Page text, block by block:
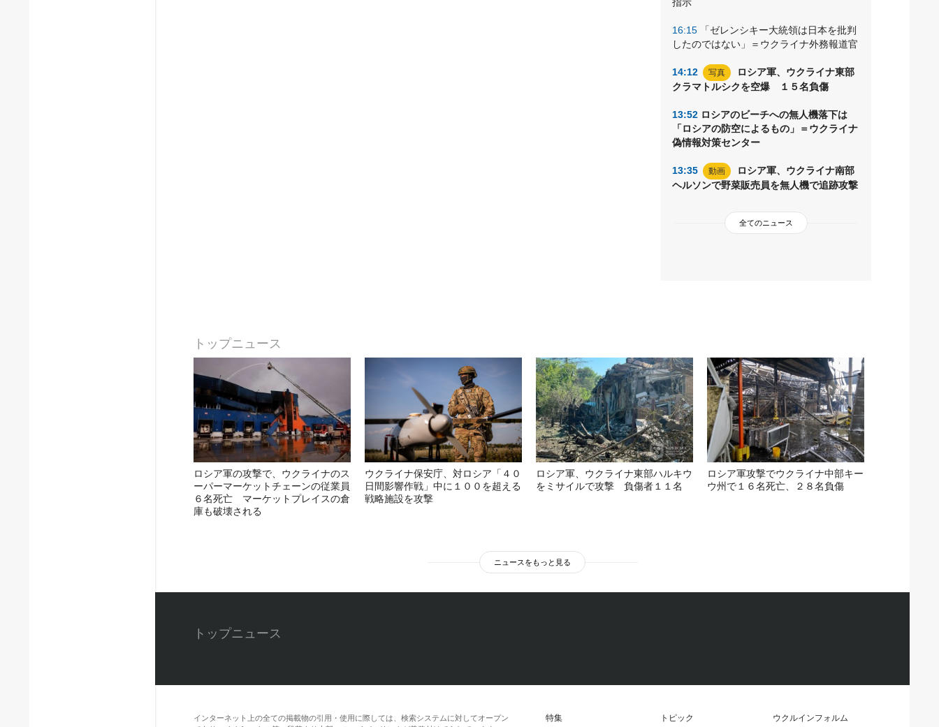
16:15 「ゼレンシキー大統領は日本を批判
したのではない」＝ウクライナ外務報道官
14:12 写真
ロシア軍、ウクライナ東部
クラマトルシクを空爆 １５名負傷
13:52 ロシアのビーチへの無人機落下は
「ロシアの防空によるもの」＝ウクライナ
偽情報対策センター
13:35 動画
ロシア軍、ウクライナ南部
ヘルソンで野菜販売員を無人機で追跡攻撃
全てのニュース
トップニュース
ロシア軍の攻撃で、ウクライナのス
ーパーマーケットチェーンの従業員
６名死亡 マーケットプレイスの倉
庫も破壊される
ウクライナ保安庁、対ロシア「４０
日間影響作戦」中に１００を超える
戦略施設を攻撃
ロシア軍、ウクライナ東部ハルキウ
をミサイルで攻撃 負傷者１１名
ロシア軍攻撃でウクライナ中部キー
ウ州で１６名死亡、２８名負傷
ニュースをもっと見る
トップニュース
トピック ウクルインフォルム
特集
インターネット上の全ての掲載物の引用・使用に際しては、検索システムに対してオープン